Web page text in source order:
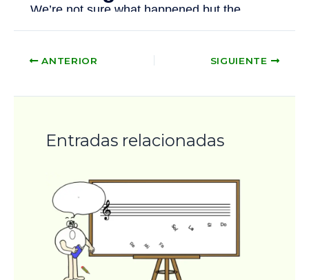
ANTERIOR SIGUIENTE
Entradas relacionadas